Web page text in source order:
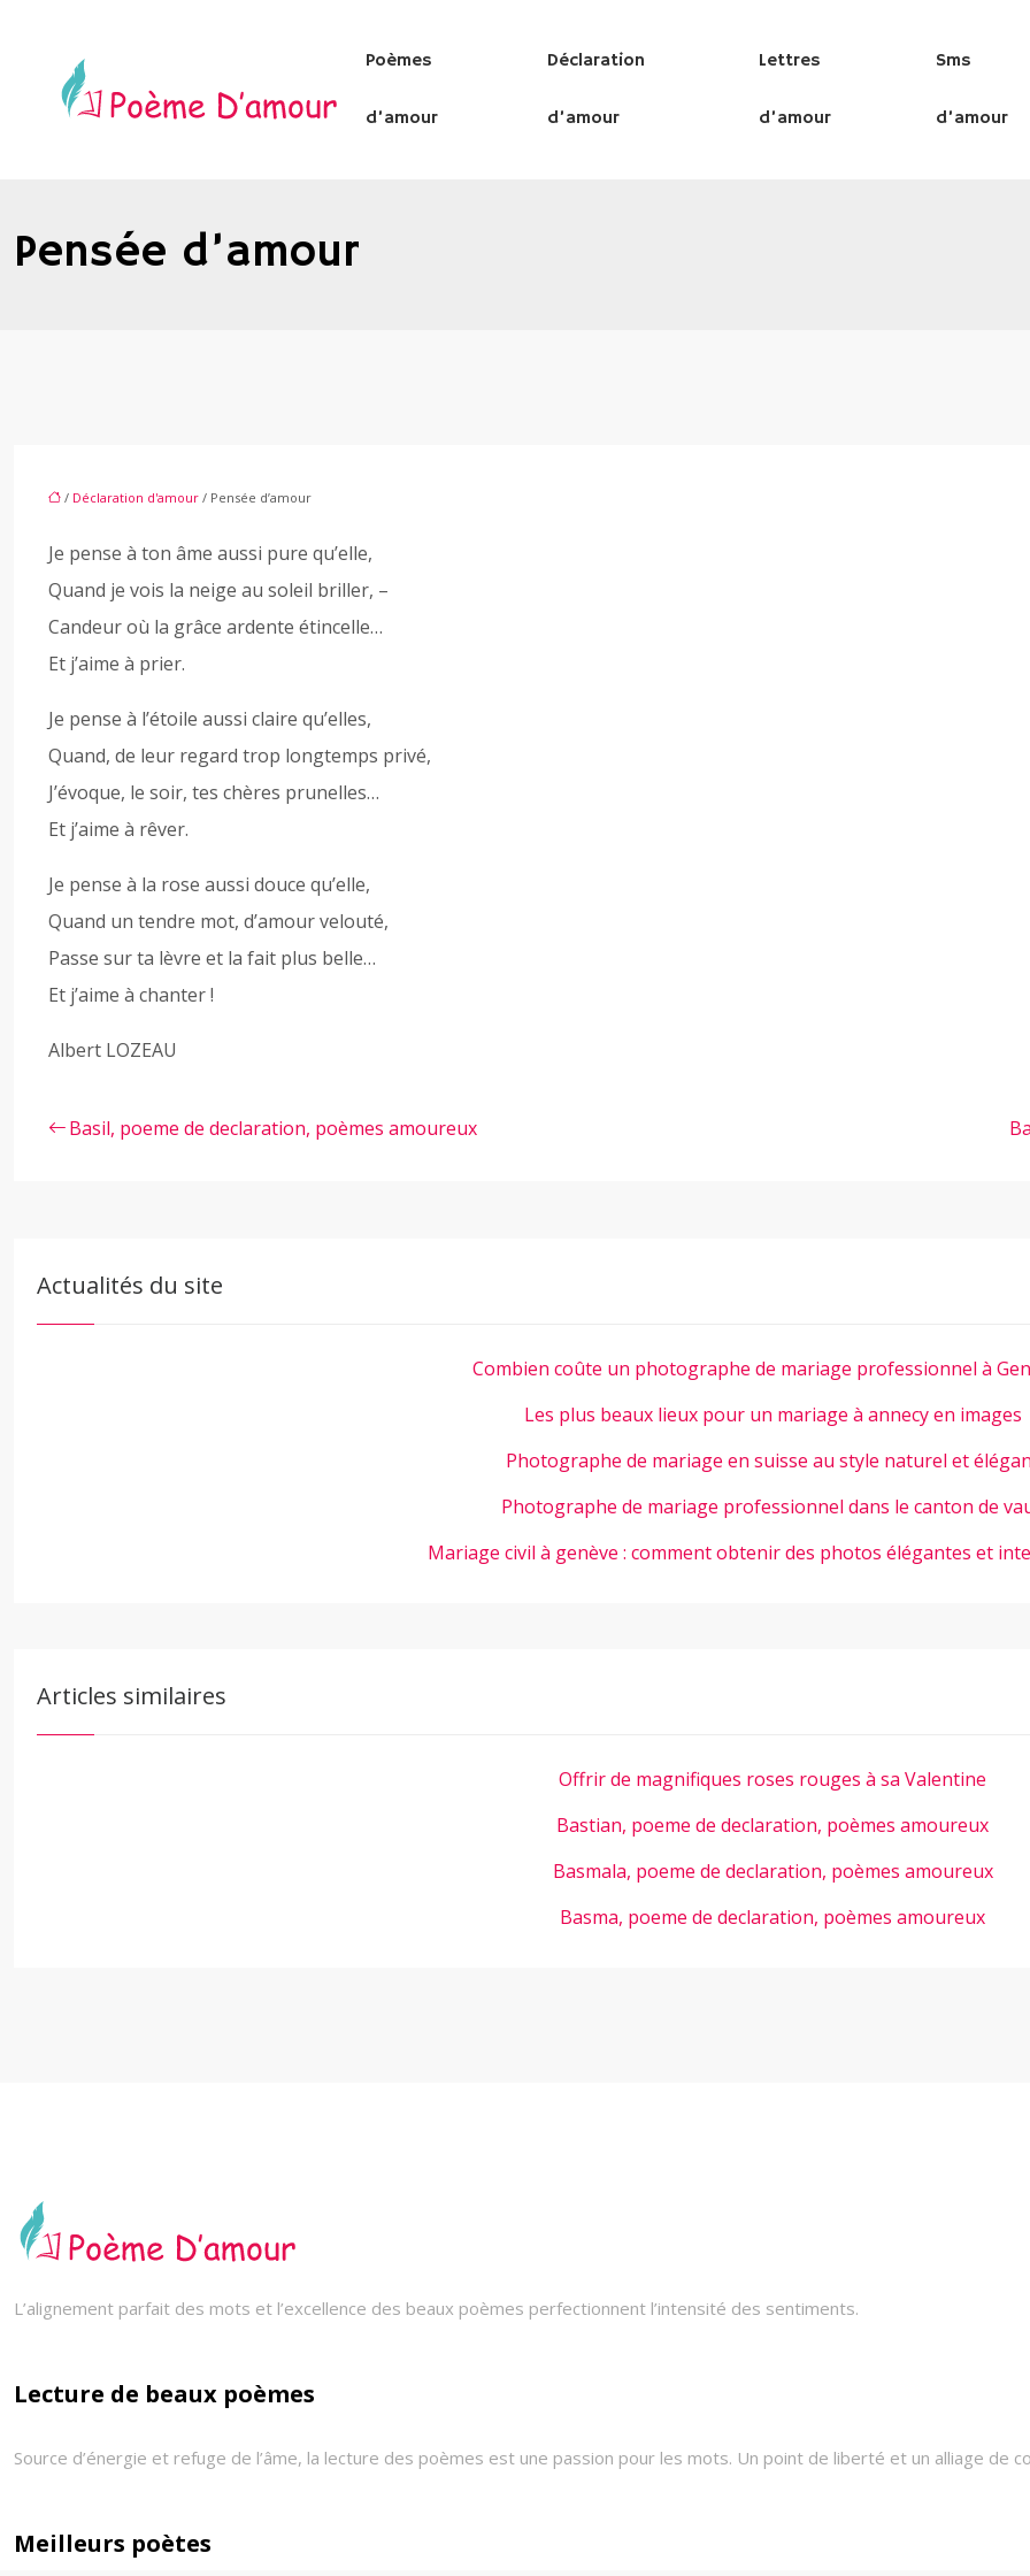
Poèmes
d’amour
Déclaration
d’amour
Lettres
d’amour
Sms
d’amour
Pensée d’amour
/ Déclaration d'amour / Pensée d’amour
Je pense à ton âme aussi pure qu’elle,
Quand je vois la neige au soleil briller, –
Candeur où la grâce ardente étincelle…
Et j’aime à prier.
Je pense à l’étoile aussi claire qu’elles,
Quand, de leur regard trop longtemps privé,
J’évoque, le soir, tes chères prunelles…
Et j’aime à rêver.
Je pense à la rose aussi douce qu’elle,
Quand un tendre mot, d’amour velouté,
Passe sur ta lèvre et la fait plus belle…
Et j’aime à chanter !
Albert LOZEAU
Basil, poeme de declaration, poèmes amoureux
Actualités du site
Combien coûte un photographe de mariage professionnel à
Les plus beaux lieux pour un mariage à annecy en images
Photographe de mariage en suisse au style naturel et
Photographe de mariage professionnel dans le canton de
Mariage civil à genève : comment obtenir des photos élégantes et
Articles similaires
Offrir de magnifiques roses rouges à sa Valentine
Bastian, poeme de declaration, poèmes amoureux
Basmala, poeme de declaration, poèmes amoureux
Basma, poeme de declaration, poèmes amoureux
L’alignement parfait des mots et l’excellence des beaux poèmes perfectionnent l’intensité des sentiments.
Lecture de beaux poèmes
Source d’énergie et refuge de l’âme, la lecture des poèmes est une passion pour les mots. Un point de liberté et un alliage de
Meilleurs poètes